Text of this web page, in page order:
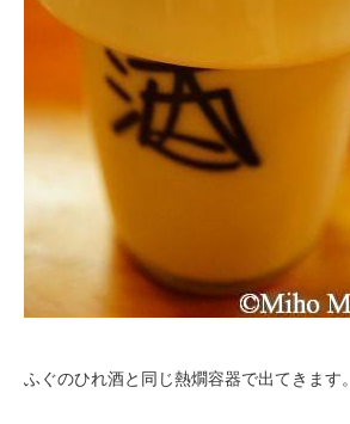
ふぐのひれ酒と同じ熱燗容器で出てきます。